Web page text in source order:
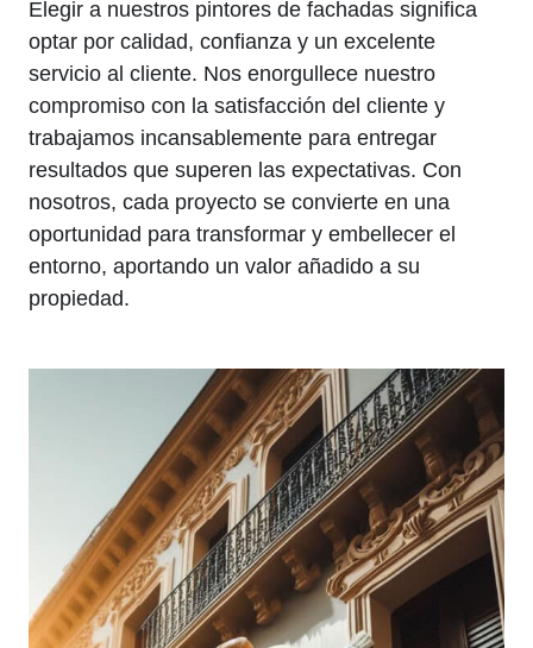
Elegir a nuestros pintores de fachadas significa
optar por calidad, confianza y un excelente
servicio al cliente. Nos enorgullece nuestro
compromiso con la satisfacción del cliente y
trabajamos incansablemente para entregar
resultados que superen las expectativas. Con
nosotros, cada proyecto se convierte en una
oportunidad para transformar y embellecer el
entorno, aportando un valor añadido a su
propiedad.